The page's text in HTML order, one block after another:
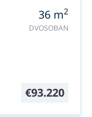
36 m2
DVOSOBAN
€93.220